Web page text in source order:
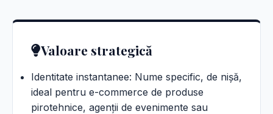
Valoare strategică
Identitate instantanee: Nume specific, de nișă,
ideal pentru e-commerce de produse
pirotehnice, agenții de evenimente sau